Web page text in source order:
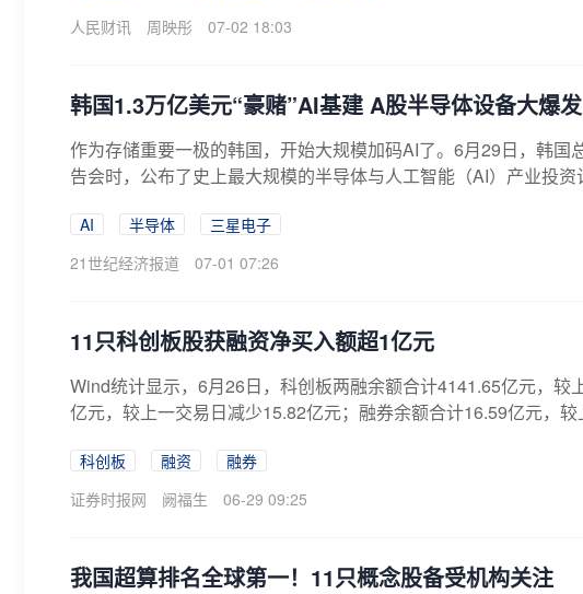
人民财讯
周映彤 07-02 18:03
韩国1.3万亿美元“豪赌”AI基建 A股半导体设备大爆发
作为存储重要一极的韩国，开始大规模加码AI了。6月29日，韩国
告会时，公布了史上最大规模的半导体与人工智能（AI）产业投
AI 半导体
三星电子
21世纪经济报道
07-01 07:26
11只科创板股获融资净买入额超1亿元
Wind统计显示，6月26日，科创板两融余额合计4141.65亿元，
亿元，较上一交易日减少15.82亿元；融券余额合计16.59亿元，较
科创板 融资
融券
证券时报网
阙福生 06-29 09:25
我国超算排名全球第一！11只概念股备受机构关注